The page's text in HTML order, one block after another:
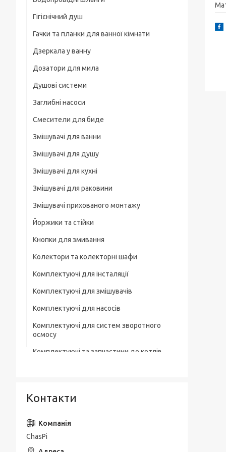
Для смартфонів
На груди / плече / пояс
Штативні головки
Магнітні тримачі
Для велосипеда, мотоцикла
Гігієнічний душ
Гачки та планки для ванної кімнати
Дзеркала у ванну
Дозатори для мила
Душові системи
Заглибні насоси
Смесители для биде
Змішувачі для ванни
Змішувачі для душу
Змішувачі для кухні
Змішувачі для раковини
Змішувачі прихованого монтажу
Йоржики та стійки
Кнопки для змивання
Колектори та колекторні шафи
Комплектуючі для інсталяції
Комплектуючі для змішувачів
Комплектуючі для насосів
Комплектуючі для систем зворотного
осмосу
Комплектуючі та запчастини до котлів
Лотки для зливної каналізації
Мильниці
Монтажні елементи
Контакти
ChasPi